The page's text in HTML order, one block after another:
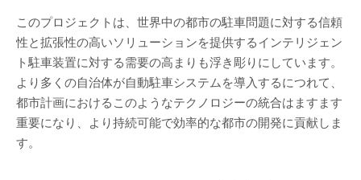
このプロジェクトは、世界中の都市の駐車問題に対する信頼
性と拡張性の高いソリューションを提供するインテリジェン
ト駐車装置に対する需要の高まりも浮き彫りにしています。
より多くの自治体が自動駐車システムを導入するにつれて、
都市計画におけるこのようなテクノロジーの統合はますます
重要になり、より持続可能で効率的な都市の開発に貢献しま
す。